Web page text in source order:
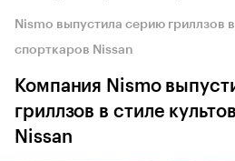
Nismo выпустила серию гриллзов
спорткаров Nissan
Компания Nismo
гриллзов в стиле
Nissan